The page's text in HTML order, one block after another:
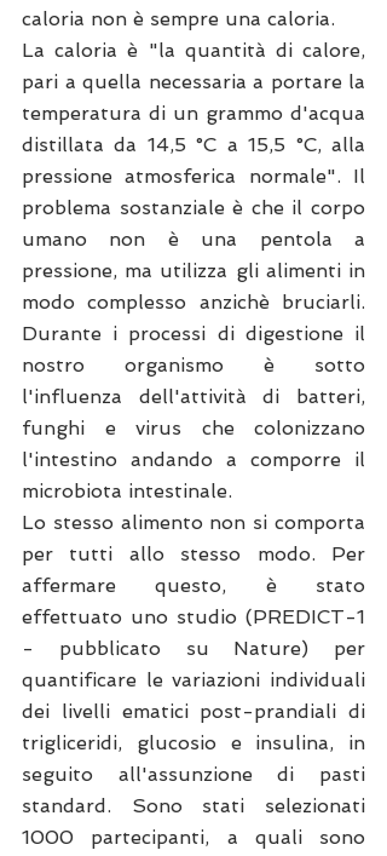
caloria non è sempre una caloria.
La caloria è "la quantità di calore,
pari a quella necessaria a portare la
temperatura di un grammo d'acqua
distillata da 14,5 °C a 15,5 °C, alla
pressione atmosferica normale". Il
problema sostanziale è che il corpo
umano non è una pentola a
pressione, ma utilizza gli alimenti in
modo complesso anzichè bruciarli.
Durante i processi di digestione il
nostro organismo è sotto
l'influenza dell'attività di batteri,
funghi e virus che colonizzano
l'intestino andando a comporre il
microbiota intestinale.
Lo stesso alimento non si comporta
per tutti allo stesso modo. Per
affermare questo, è stato
effettuato uno studio (PREDICT-1
- pubblicato su Nature) per
quantificare le variazioni individuali
dei livelli ematici post-prandiali di
trigliceridi, glucosio e insulina, in
seguito all'assunzione di pasti
standard. Sono stati selezionati
1000 partecipanti, a quali sono